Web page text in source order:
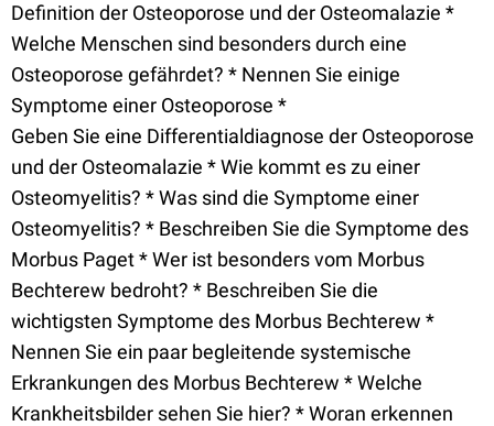
Definition der Osteoporose und der Osteomalazie *
Welche Menschen sind besonders durch eine
Osteoporose gefährdet? * Nennen Sie einige
Symptome einer Osteoporose *
Geben Sie eine Differentialdiagnose der Osteoporose
und der Osteomalazie * Wie kommt es zu einer
Osteomyelitis? * Was sind die Symptome einer
Osteomyelitis? * Beschreiben Sie die Symptome des
Morbus Paget * Wer ist besonders vom Morbus
Bechterew bedroht? * Beschreiben Sie die
wichtigsten Symptome des Morbus Bechterew *
Nennen Sie ein paar begleitende systemische
Erkrankungen des Morbus Bechterew * Welche
Krankheitsbilder sehen Sie hier? * Woran erkennen